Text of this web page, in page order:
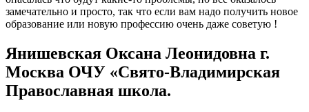
замечательно и просто, так что если вам надо получить новое
образование или новую профессию очень даже советую !
Янишевская Оксана Леонидовна г.
Москва ОЧУ «Свято-Владимирская
Православная школа.